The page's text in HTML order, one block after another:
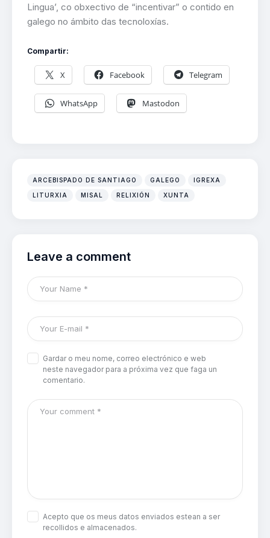
Lingua’, co obxectivo de “incentivar” o contido en
galego no ámbito das tecnoloxías.
Compartir:
X Facebook Telegram
WhatsApp Mastodon
ARCEBISPADO DE SANTIAGO GALEGO IGREXA
LITURXIA MISAL RELIXIÓN XUNTA
Leave a comment
Gardar o meu nome, correo electrónico e web
neste navegador para a próxima vez que faga un
comentario.
Acepto que os meus datos enviados estean a ser
recollidos e almacenados.